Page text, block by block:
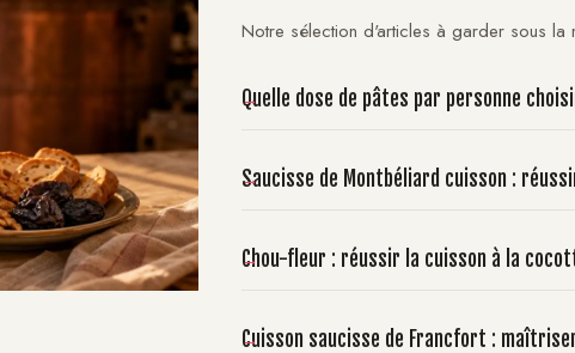
Notre sélection d'articles à garder sous la
Quelle dose de pâtes par personne
Saucisse de Montbéliard cuisson :
Chou-fleur : réussir la cuisson à la
Cuisson saucisse de Francfort :